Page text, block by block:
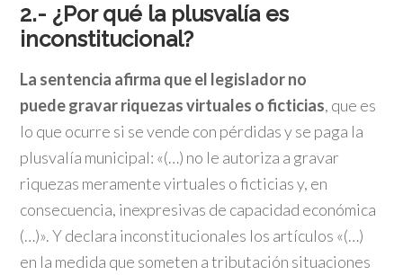
2.- ¿Por qué la plusvalía es
inconstitucional?
La sentencia afirma que el legislador no
puede gravar riquezas virtuales o ficticias, que es
lo que ocurre si se vende con pérdidas y se paga la
plusvalía municipal: «(…) no le autoriza a gravar
riquezas meramente virtuales o ficticias y, en
consecuencia, inexpresivas de capacidad económica
(…)». Y declara inconstitucionales los artículos «(…)
en la medida que someten a tributación situaciones